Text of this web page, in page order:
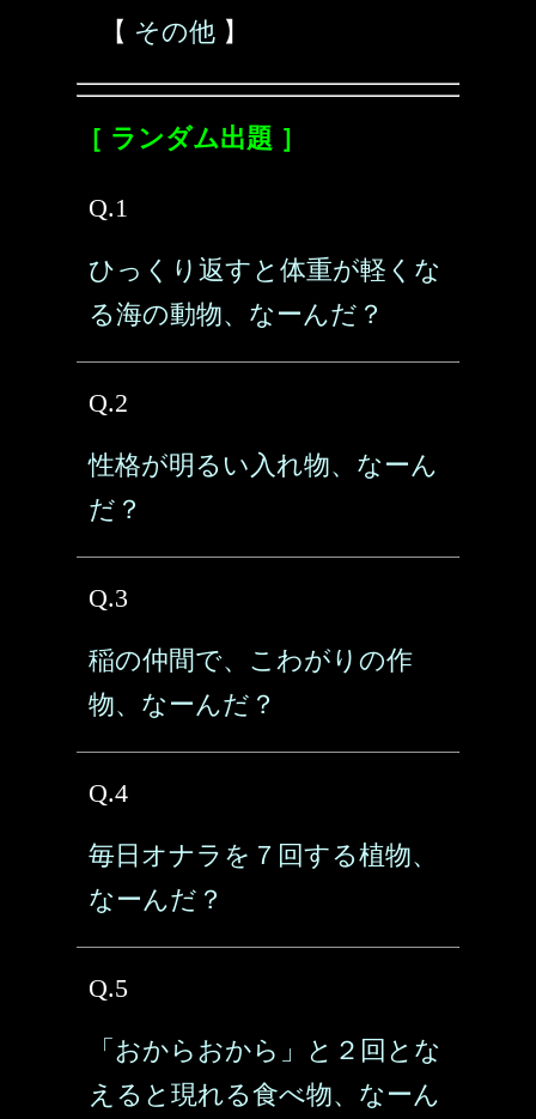
【 その他 】
［ ランダム出題 ］
Q.1
ひっくり返すと体重が軽くな
る海の動物、なーんだ？
Q.2
性格が明るい入れ物、なーん
だ？
Q.3
稲の仲間で、こわがりの作
物、なーんだ？
Q.4
毎日オナラを７回する植物、
なーんだ？
Q.5
「おからおから」と２回とな
えると現れる食べ物、なーん